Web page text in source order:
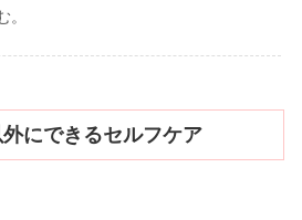
。
にできるセルフケア